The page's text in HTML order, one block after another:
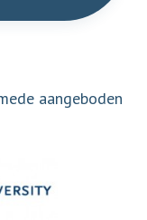
aangeboden